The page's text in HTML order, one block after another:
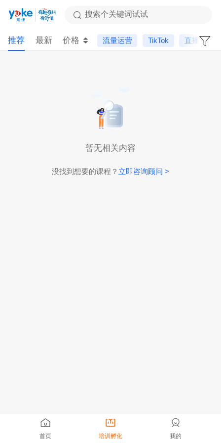
搜索个关键词试试
推荐 最新 价格 流量运营 TikTok 直播课
暂无相关内容
没找到想要的课程？ 立即咨询顾问 >
首页 培训孵化 我的